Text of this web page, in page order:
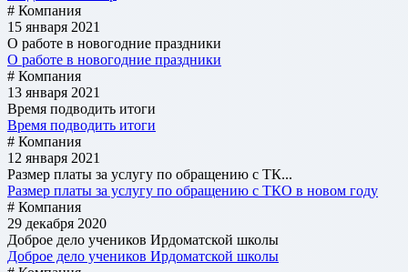
# Компания
15 января 2021
О работе в новогодние праздники
О работе в новогодние праздники
# Компания
13 января 2021
Время подводить итоги
Время подводить итоги
# Компания
12 января 2021
Размер платы за услугу по обращению с ТК...
Размер платы за услугу по обращению с ТКО в новом году
# Компания
29 декабря 2020
Доброе дело учеников Ирдоматской школы
Доброе дело учеников Ирдоматской школы